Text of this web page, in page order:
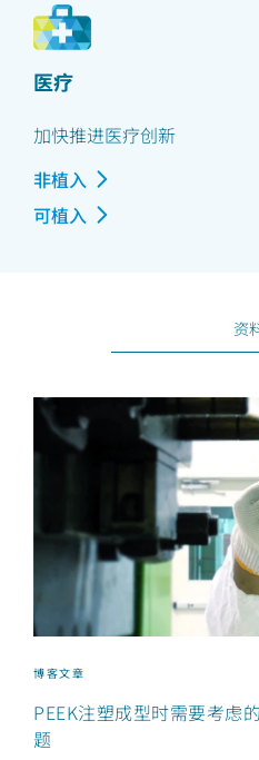
医疗
加快推进医疗创新
非植入
可植入
资
博客文章
PEEK注塑成型时需要考虑
题